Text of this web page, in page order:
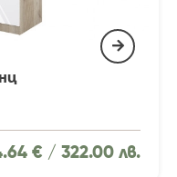
€ / 322.00 лв.